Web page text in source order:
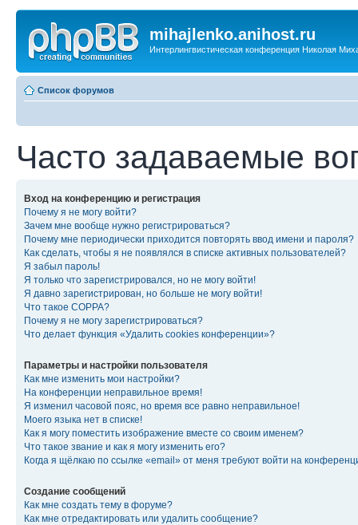
mihajlenko.anihost.ru
Интерлингвистическая конференция Николая
Список форумов
Часто задаваемые
Вход на конференцию и регистрация
Почему я не могу войти?
Зачем мне вообще нужно регистрироваться?
Почему мне периодически приходится повторять ввод имени и пароля?
Как сделать, чтобы я не появлялся в списке активных пользователей?
Я забыл пароль!
Я только что зарегистрировался, но не могу войти!
Я давно зарегистрирован, но больше не могу войти!
Что такое COPPA?
Почему я не могу зарегистрироваться?
Что делает функция «Удалить cookies конференции»?
Параметры и настройки пользователя
Как мне изменить мои настройки?
На конференции неправильное время!
Я изменил часовой пояс, но время все равно неправильное!
Моего языка нет в списке!
Как я могу поместить изображение вместе со своим именем?
Что такое звание и как я могу изменить его?
Когда я щёлкаю по ссылке «email» от меня требуют войти на
Создание сообщений
Как мне создать тему в форуме?
Как мне отредактировать или удалить сообщение?